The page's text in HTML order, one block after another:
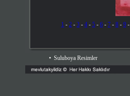
1 - 2 - 3 - 4 - 5 - 6 - 7 - 8 - 9 -
• Suluboya Resimler